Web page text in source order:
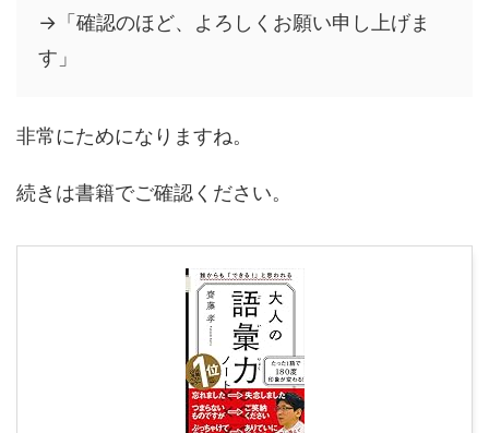
→「確認のほど、よろしくお願い申し上げま
す」
非常にためになりますね。
続きは書籍でご確認ください。